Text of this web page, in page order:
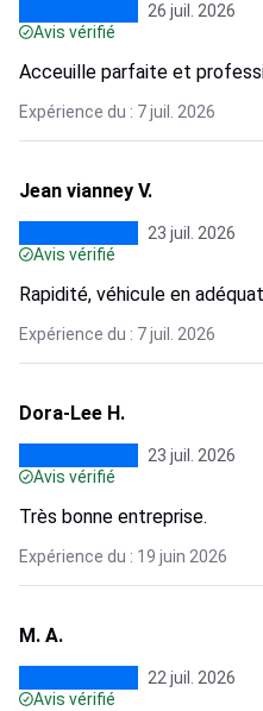
26 juil. 2026
Avis vérifié
Acceuille parfaite et
Expérience du : 7 juil. 2026
Jean vianney V.
23 juil. 2026
Avis vérifié
Rapidité, véhicule en
Expérience du : 7 juil. 2026
Dora-Lee H.
23 juil. 2026
Avis vérifié
Très bonne entreprise.
Expérience du : 19 juin 2026
M. A.
22 juil. 2026
Avis vérifié